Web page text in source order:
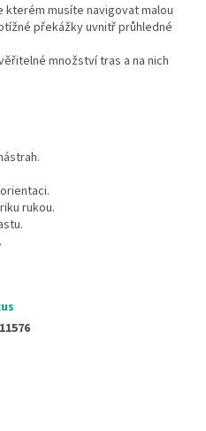
kterém musíte navigovat malou
překážky uvnitř průhledné
množství tras a na nich
rukou.